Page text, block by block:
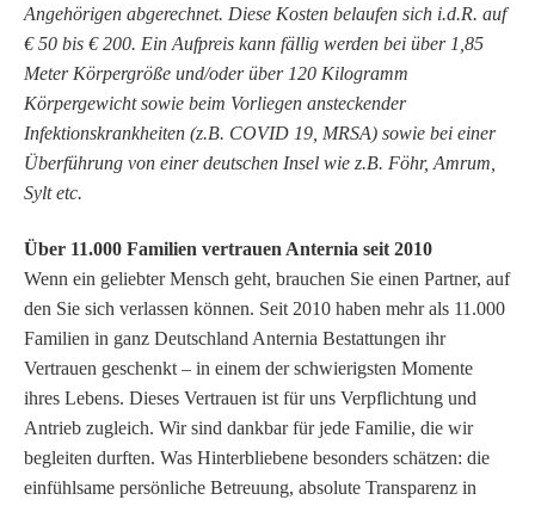
Angehörigen abgerechnet. Diese Kosten belaufen sich i.d.R. auf
€ 50 bis € 200. Ein Aufpreis kann fällig werden bei über 1,85
Meter Körpergröße und/oder über 120 Kilogramm
Körpergewicht sowie beim Vorliegen ansteckender
Infektionskrankheiten (z.B. COVID 19, MRSA) sowie bei einer
Überführung von einer deutschen Insel wie z.B. Föhr, Amrum,
Sylt etc.
Über 11.000 Familien vertrauen Anternia seit 2010
Wenn ein geliebter Mensch geht, brauchen Sie einen Partner, auf
den Sie sich verlassen können. Seit 2010 haben mehr als 11.000
Familien in ganz Deutschland Anternia Bestattungen ihr
Vertrauen geschenkt – in einem der schwierigsten Momente
ihres Lebens. Dieses Vertrauen ist für uns Verpflichtung und
Antrieb zugleich. Wir sind dankbar für jede Familie, die wir
begleiten durften. Was Hinterbliebene besonders schätzen: die
einfühlsame persönliche Betreuung, absolute Transparenz in